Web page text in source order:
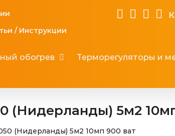
/ Инструкции
обогрев Терморегуляторы и
(Нидерланды) 5м2
(Нидерланды) 5м2 10мп 900 ват